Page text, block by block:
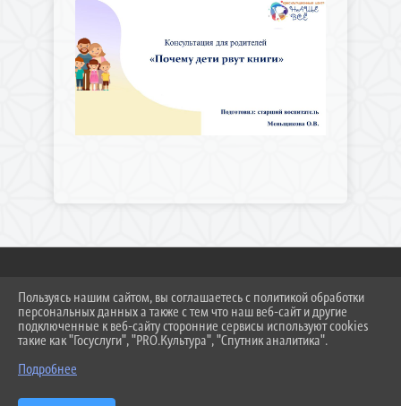
2026 Г. DS308KC.RU
ВХОД
КАРТА САЙТА
СДЕЛАНО НА KUBCMS
Пользуясь нашим сайтом, вы соглашаетесь с политикой обработки
персональных данных а также с тем что наш веб-сайт и другие
подключенные к веб-сайту сторонние сервисы используют cookies
такие как "Госуслуги", "PRO.Культура", "Спутник аналитика".
Подробнее